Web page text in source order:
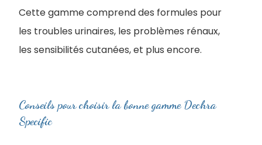
Cette gamme comprend des formules pour
les troubles urinaires, les problèmes rénaux,
les sensibilités cutanées, et plus encore.
Conseils pour choisir la bonne gamme Dechra
Specific